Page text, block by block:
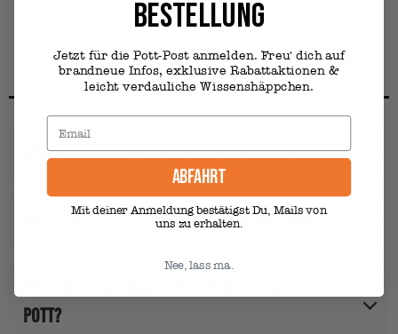
Häufige Fragen
Aus welchem Material ist der Kaffee-Pott?
Ist der Kaffee-Pott spülmaschinengeeignet?
Pott?
BESTELLUNG
Jetzt für die Pott-Post anmelden. Freu' dich auf
brandneue Infos, exklusive Rabattaktionen &
leicht verdauliche Wissenshäppchen.
ABFAHRT
Mit deiner Anmeldung bestätigst Du, Mails von
uns zu erhalten.
Nee, lass ma.